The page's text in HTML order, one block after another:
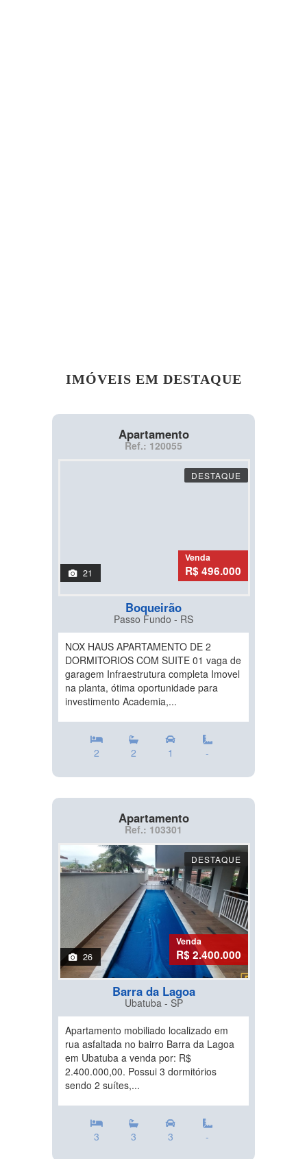
IMÓVEIS EM DESTAQUE
Apartamento
Ref.: 120055
DESTAQUE
21
Venda
R$ 496.000
Boqueirão
Passo Fundo - RS
NOX HAUS APARTAMENTO DE 2
DORMITORIOS COM SUITE 01 vaga de
garagem Infraestrutura completa Imovel
na planta, ótima oportunidade para
investimento Academia,...
2 2 1 -
Apartamento
Ref.: 103301
DESTAQUE
26
Venda
R$ 2.400.000
Barra da Lagoa
Ubatuba - SP
Apartamento mobiliado localizado em
rua asfaltada no bairro Barra da Lagoa
em Ubatuba a venda por: R$
2.400.000,00. Possui 3 dormitórios
sendo 2 suítes,...
3 3 3 -